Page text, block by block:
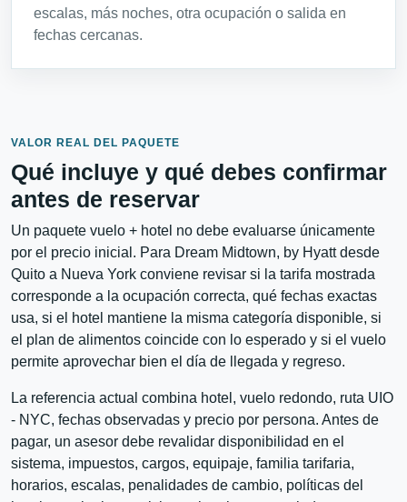
escalas, más noches, otra ocupación o salida en
fechas cercanas.
VALOR REAL DEL PAQUETE
Qué incluye y qué debes confirmar
antes de reservar
Un paquete vuelo + hotel no debe evaluarse únicamente
por el precio inicial. Para Dream Midtown, by Hyatt desde
Quito a Nueva York conviene revisar si la tarifa mostrada
corresponde a la ocupación correcta, qué fechas exactas
usa, si el hotel mantiene la misma categoría disponible, si
el plan de alimentos coincide con lo esperado y si el vuelo
permite aprovechar bien el día de llegada y regreso.
La referencia actual combina hotel, vuelo redondo, ruta UIO
- NYC, fechas observadas y precio por persona. Antes de
pagar, un asesor debe revalidar disponibilidad en el
sistema, impuestos, cargos, equipaje, familia tarifaria,
horarios, escalas, penalidades de cambio, políticas del